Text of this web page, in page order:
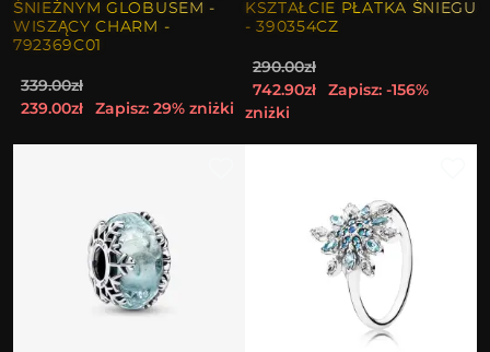
ŚNIEŻNYM GLOBUSEM -
WISZĄCY CHARM -
792369C01
339.00zł
239.00zł
Zapisz: 29% zniżki
KSZTAŁCIE PŁATKA ŚNIEGU
- 390354CZ
290.00zł
742.90zł
Zapisz: -156%
zniżki